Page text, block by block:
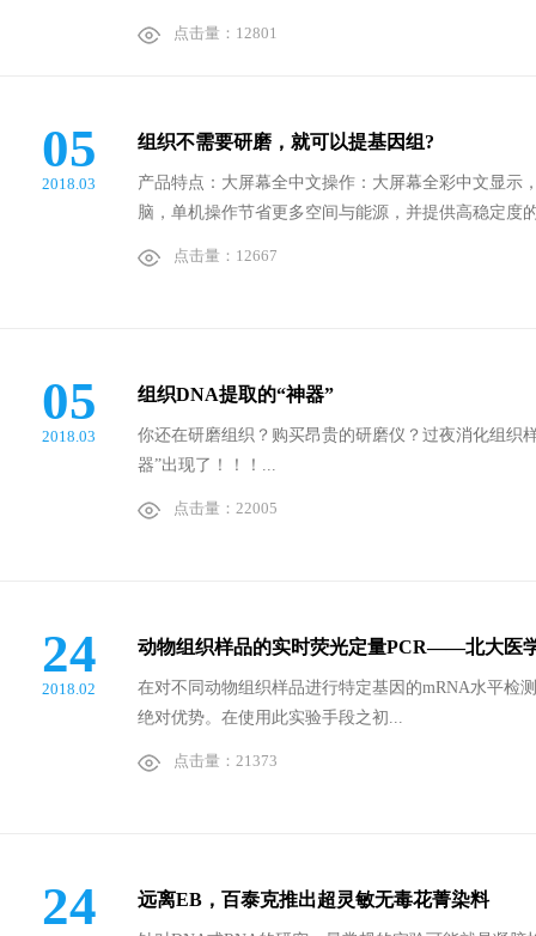
点击量：12801
05
2018.03
组织不需要研磨，就可以提基因组?
产品特点：大屏幕全中文操作：大屏幕全彩中文显示
脑，单机操作节省更多空间与能源，并提供高稳定度
点击量：12667
05
2018.03
组织DNA提取的“神器”
你还在研磨组织？购买昂贵的研磨仪？过夜消化组织
器”出现了！！！...
点击量：22005
24
2018.02
动物组织样品的实时荧光定量PCR——北大医
在对不同动物组织样品进行特定基因的mRNA水平检
绝对优势。在使用此实验手段之初...
点击量：21373
24 远离EB，百泰克推出超灵敏无毒花菁染料